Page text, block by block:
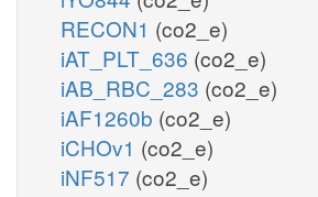
RECON1 (co2_e)
iAT_PLT_636 (co2_e)
iAB_RBC_283 (co2_e)
iAF1260b (co2_e)
iCHOv1 (co2_e)
iNF517 (co2_e)